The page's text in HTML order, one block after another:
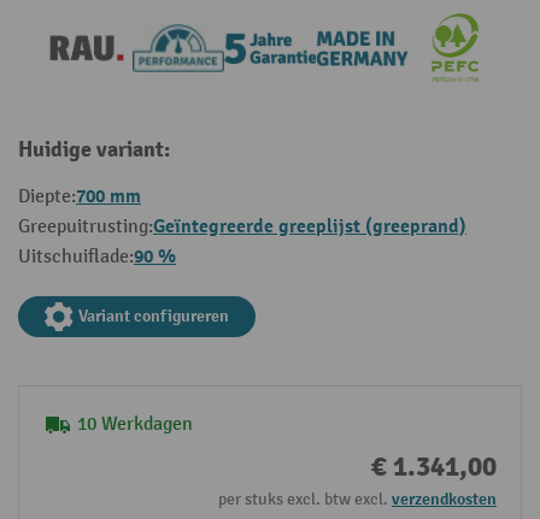
Huidige variant:
Diepte:700 mm
Greepuitrusting:Geïntegreerde greeplijst (greeprand)
Uitschuiflade:90 %
Variant configureren
10 Werkdagen
€ 1.341,00
per stuks excl. btw excl. verzendkosten